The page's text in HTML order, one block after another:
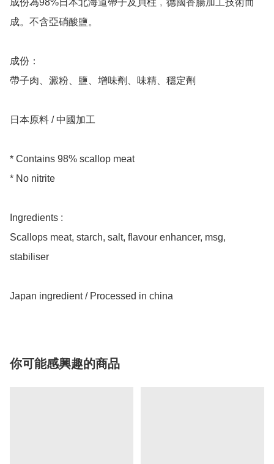
成份為98%日本北海道帶子及貝柱﹐德國香腸加工技術而
成。不含亞硝酸鹽。
成份：
帶子肉、澱粉、鹽、增味劑、味精、穩定劑
日本原料 / 中國加工
* Contains 98% scallop meat
* No nitrite
Ingredients :
Scallops meat, starch, salt, flavour enhancer, msg,
stabiliser
Japan ingredient / Processed in china
你可能感興趣的商品